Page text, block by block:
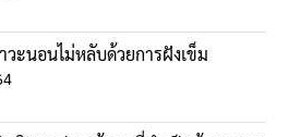
ะนอนไม่หลับด้วยการฝังเข็ม